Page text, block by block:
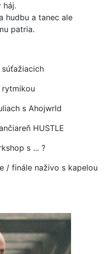
háj.
hudbu a tanec ale
patria.
súťažiacich
rytmikou
s Ahojwrld
HUSTLE
s ... ?
/ finále naživo s kapelou